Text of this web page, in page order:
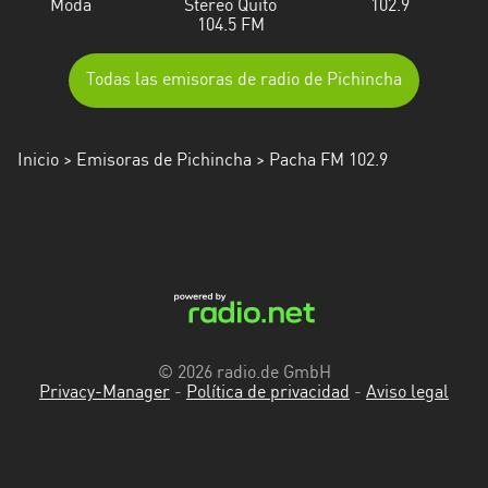
Moda
Stereo Quito
104.5 FM
102.9
Todas las emisoras de radio de Pichincha
Inicio > Emisoras de Pichincha > Pacha FM 102.9
© 2026 radio.de GmbH
Privacy-Manager - Política de privacidad - Aviso legal